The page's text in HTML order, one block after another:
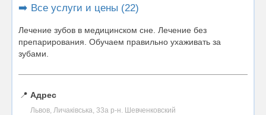
➡️ Все услуги и цены (22)
Лечение зубов в медицинском сне. Лечение без
препарирования. Обучаем правильно ухаживать за
зубами.
📍 Адрес
Львов, Личаківська, 33а р-н. Шевченковский